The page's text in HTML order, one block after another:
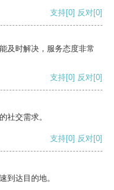
支持[0] 反对[0]
及时解决，服务态度非常
支持[0] 反对[0]
社交需求。
支持[0] 反对[0]
到达目的地。